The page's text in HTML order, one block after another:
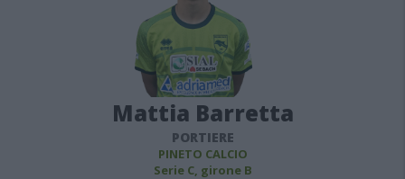
Mattia Barretta
PORTIERE
PINETO CALCIO
Serie C, girone B